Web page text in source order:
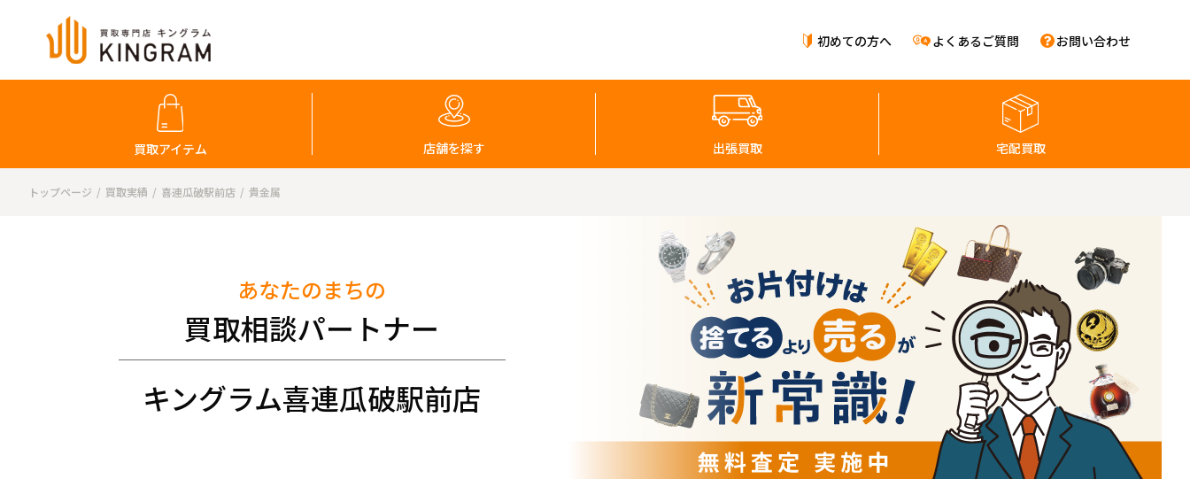
初めての方へ よくあるご質問 お問い合わせ
買取アイテム 店舗を探す 出張買取 宅配買取
トップページ 買取実績 喜連瓜破駅前店 貴金属
キングラム喜連瓜破駅前店
あなたのまちの
買取相談パートナー